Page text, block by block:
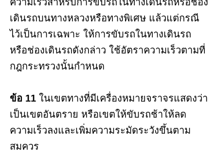
เดินรถบนทางหลวงหรือทางพิเศษ แล้วแต่กรณี
ไว้เป็นการเฉพาะ ให้การขับรถในทางเดินรถ
หรือช่องเดินรถดังกล่าว ใช้อัตราความเร็วตามที่
กฎกระทรวงนั้นกำหนด
ข้อ 11 ในเขตทางที่มีเครื่องหมายจราจรแสดงว่า
เป็นเขตอันตราย หรือเขตให้ขับรถช้าให้ลด
ความเร็วลงและเพิ่มความระมัดระวังขึ้นตาม
สมควร